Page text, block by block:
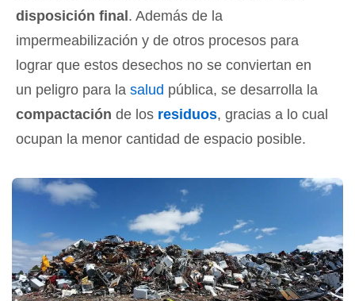
disposición final . Además de la
impermeabilización y de otros procesos para
lograr que estos desechos no se conviertan en
un peligro para la salud pública, se desarrolla la
compactación de los residuos, gracias a lo cual
ocupan la menor cantidad de espacio posible.